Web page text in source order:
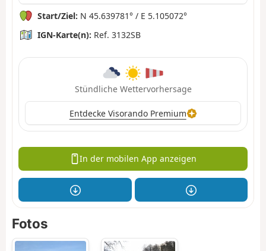
Start/Ziel: N 45.639781° / E 5.105072°
IGN-Karte(n): Ref. 3132SB
Stündliche Wettervorhersage
Entdecke Visorando Premium
In der mobilen App anzeigen
Fotos